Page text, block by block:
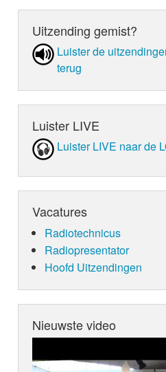
Uitzending gemist?
Luister de
terug
Luister LIVE
Luister LIVE naar de
Vacatures
Radiotechnicus
Radiopresentator
Hoofd Uitzendingen
Nieuwste video